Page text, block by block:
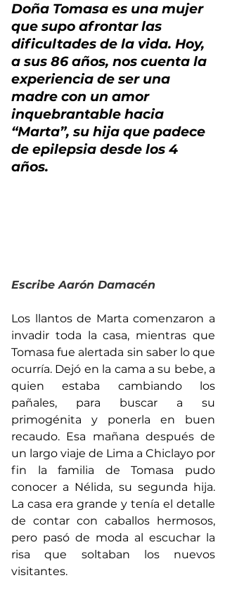
Doña Tomasa es una mujer
que supo afrontar las
dificultades de la vida. Hoy,
a sus 86 años, nos cuenta la
experiencia de ser una
madre con un amor
inquebrantable hacia
“Marta”, su hija que padece
de epilepsia desde los 4
años.
Escribe Aarón Damacén
Los llantos de Marta comenzaron a
invadir toda la casa, mientras que
Tomasa fue alertada sin saber lo que
ocurría. Dejó en la cama a su bebe, a
quien estaba cambiando los
pañales, para buscar a su
primogénita y ponerla en buen
recaudo. Esa mañana después de
un largo viaje de Lima a Chiclayo por
fin la familia de Tomasa pudo
conocer a Nélida, su segunda hija.
La casa era grande y tenía el detalle
de contar con caballos hermosos,
pero pasó de moda al escuchar la
risa que soltaban los nuevos
visitantes.